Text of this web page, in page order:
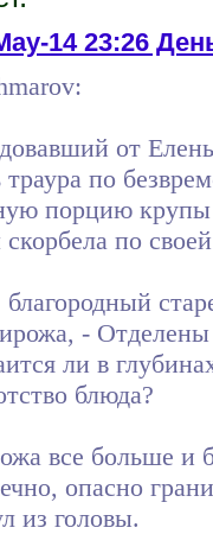
14 23:26
от
по
порцию
скорбела по
- Отделены
ли в
блюда?
все больше и
опасно
из головы.